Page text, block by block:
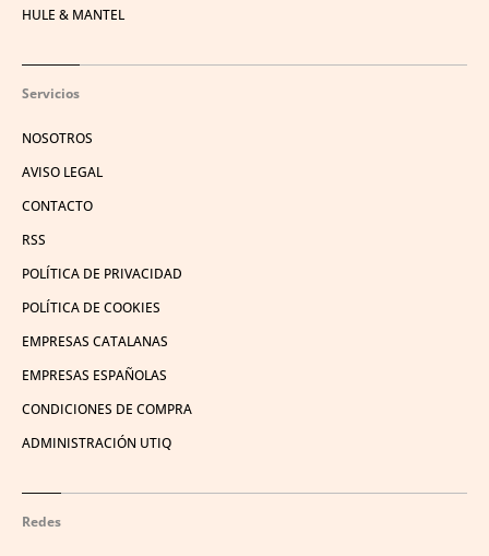
HULE & MANTEL
Servicios
NOSOTROS
AVISO LEGAL
CONTACTO
RSS
POLÍTICA DE PRIVACIDAD
POLÍTICA DE COOKIES
EMPRESAS CATALANAS
EMPRESAS ESPAÑOLAS
CONDICIONES DE COMPRA
ADMINISTRACIÓN UTIQ
Redes